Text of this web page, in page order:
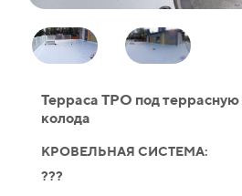
Терраса ТРО под террасную
колода
КРОВЕЛЬНАЯ СИСТЕМА:
???